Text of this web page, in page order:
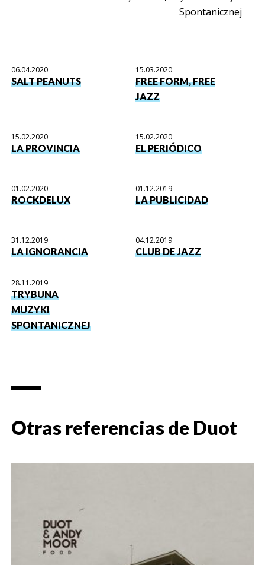
Spontanicznej
06.04.2020
SALT PEANUTS
15.03.2020
FREE FORM, FREE
JAZZ
15.02.2020
LA PROVINCIA
15.02.2020
EL PERIÓDICO
01.02.2020
ROCKDELUX
01.12.2019
LA PUBLICIDAD
31.12.2019
LA IGNORANCIA
04.12.2019
CLUB DE JAZZ
28.11.2019
TRYBUNA
MUZYKI
SPONTANICZNEJ
Otras referencias de Duot